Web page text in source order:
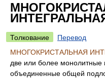
Толкование
Перевод
МНОГОКРИСТАЛЬНАЯ
две или более монолитные
объединенные общей